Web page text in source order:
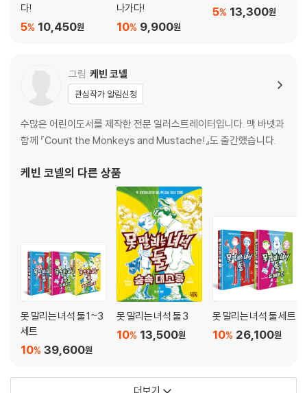
다!
10,450원
5%
나가다!
9,900원
10%
13,300원
5%
그림 케빈 코넬
관심작가 알림신청
수많은 어린이도서를 제작한 전문 일러스트레이터입니다. 맥 바넷과
함께 『Count the Monkeys and Mustache!』도 출간했습니다.
케빈 코넬의 다른 상품
못 말리는 녀석 둘 1~3
세트
39,600원
10%
못 말리는 녀석 둘 3
13,500원
10%
못 말리는 녀석 둘 세트
26,100원
10%
더보기